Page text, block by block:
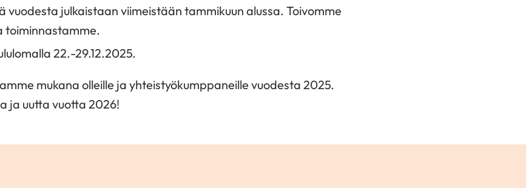
vuodesta julkaistaan viimeistään tammikuun alussa. Toivomme
toiminnastamme.
22.-29.12.2025.
mukana olleille ja yhteistyökumppaneille vuodesta 2025.
ja uutta vuotta 2026!